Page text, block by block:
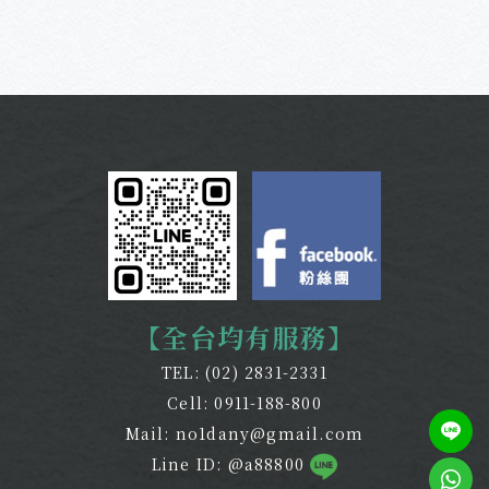
【全台均有服務】
TEL:(02) 2831-2331
Cell:0911-188-800
Mail: no1dany@gmail.com
Line ID: @a88800